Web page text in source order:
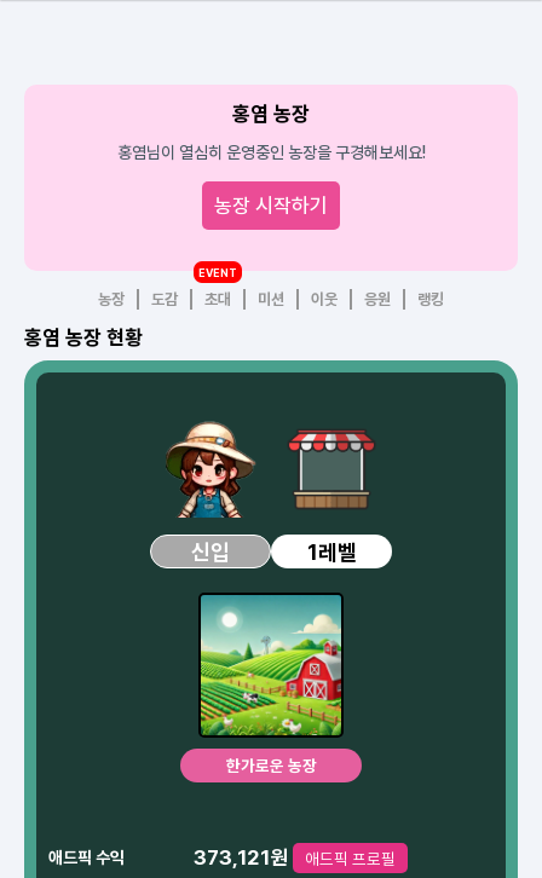
홍염 농장
홍염님이 열심히 운영중인 농장을 구경해보세요!
농장 시작하기
농장 도감 초대
EVENT
미션 이웃 응원 랭킹
홍염 농장 현황
신입 1레벨
한가로운 농장
애드픽 수익 373,121원 애드픽 프로필